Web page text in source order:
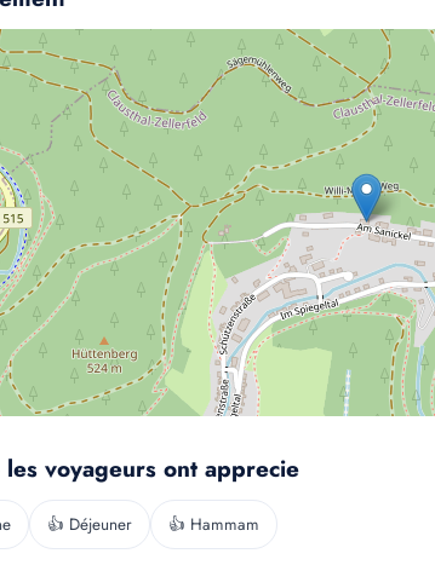
les voyageurs ont apprecie
👍 Déjeuner 👍 Hammam